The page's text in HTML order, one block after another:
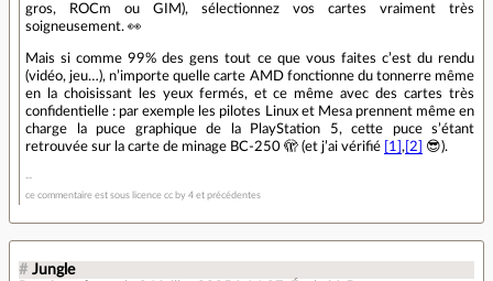
gros, ROCm ou GIM), sélectionnez vos cartes vraiment très
soigneusement. 👀️
Mais si comme 99% des gens tout ce que vous faites c’est du rendu
(vidéo, jeu…), n’importe quelle carte AMD fonctionne du tonnerre même
en la choisissant les yeux fermés, et ce même avec des cartes très
confidentielle : par exemple les pilotes Linux et Mesa prennent même en
charge la puce graphique de la PlayStation 5, cette puce s’étant
retrouvée sur la carte de minage BC-250 🫣️ (et j’ai vérifié
[1] , [2] 😎️).
ce commentaire est sous licence cc by 4 et précédentes
# Jungle